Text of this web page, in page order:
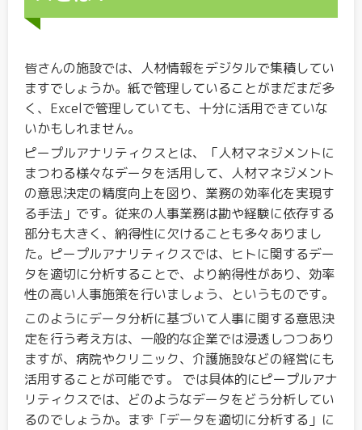
皆さんの施設では、人材情報をデジタルで集積してい
ますでしょうか。紙で管理していることがまだまだ多
く、Excelで管理していても、十分に活用できていな
いかもしれません。
ピープルアナリティクスとは、「人材マネジメントに
まつわる様々なデータを活用して、人材マネジメント
の意思決定の精度向上を図り、業務の効率化を実現す
る手法」です。従来の人事業務は勘や経験に依存する
部分も大きく、納得性に欠けることも多々ありまし
た。ピープルアナリティクスでは、ヒトに関するデー
タを適切に分析することで、より納得性があり、効率
性の高い人事施策を行いましょう、というものです。
このようにデータ分析に基づいて人事に関する意思決
定を行う考え方は、一般的な企業では浸透しつつあり
ますが、病院やクリニック、介護施設などの経営にも
活用することが可能です。 では具体的にピープルアナ
リティクスでは、どのようなデータをどう分析してい
るのでしょうか。まず「データを適切に分析する」に